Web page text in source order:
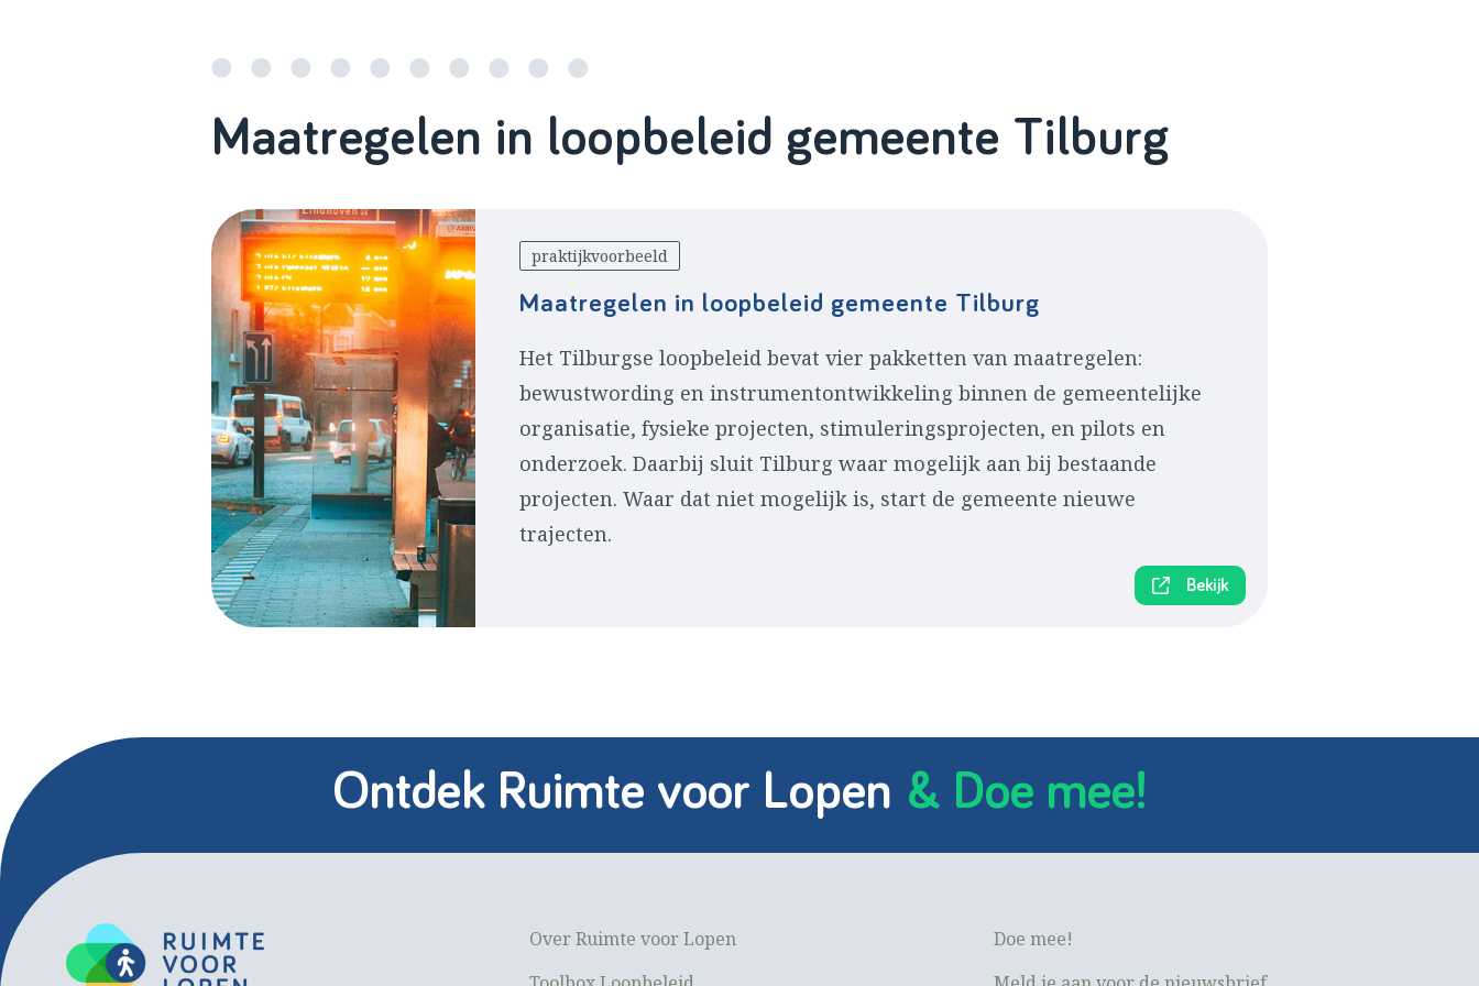
Maatregelen in loopbeleid gemeente Tilburg
praktijkvoorbeeld
Maatregelen in loopbeleid gemeente Tilburg
Het Tilburgse loopbeleid bevat vier pakketten van maatregelen:
bewustwording en instrumentontwikkeling binnen de gemeentelijke
organisatie, fysieke projecten, stimuleringsprojecten, en pilots en
onderzoek. Daarbij sluit Tilburg waar mogelijk aan bij bestaande
projecten. Waar dat niet mogelijk is, start de gemeente nieuwe
trajecten.
Bekijk
Ontdek Ruimte voor Lopen & Doe mee!
Over Ruimte voor Lopen
Doe mee!